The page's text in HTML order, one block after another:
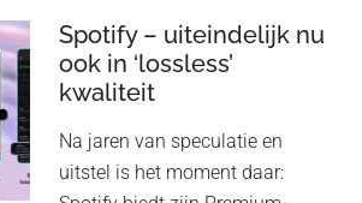
Spotify – uiteindelijk nu
ook in ‘lossless’
kwaliteit
Na jaren van speculatie en
uitstel is het moment daar: